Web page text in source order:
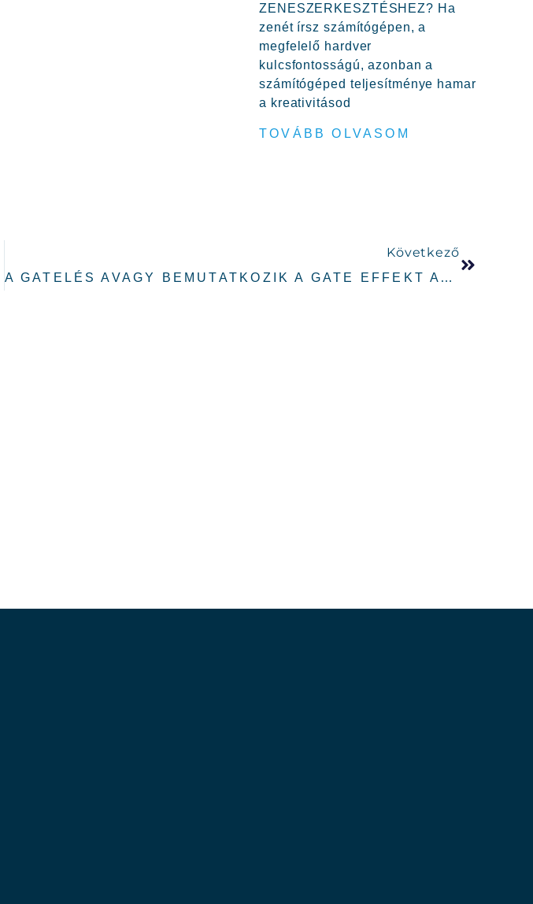
ZENESZERKESZTÉSHEZ? Ha
zenét írsz számítógépen, a
megfelelő hardver
kulcsfontosságú, azonban a
számítógéped teljesítménye hamar
a kreativitásod
TOVÁBB OLVASOM
Következő
A GATELÉS AVAGY BEMUTATKOZIK A GATE EFFEKT AVAGY A ZAJZÁR